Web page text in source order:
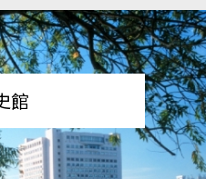
館